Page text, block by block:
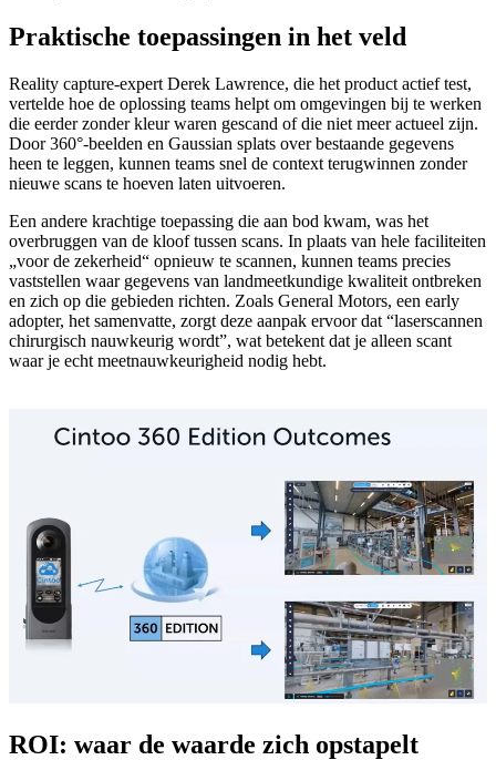
Praktische toepassingen in het veld
Reality capture-expert Derek Lawrence, die het product actief test,
vertelde hoe de oplossing teams helpt om omgevingen bij te werken
die eerder zonder kleur waren gescand of die niet meer actueel zijn.
Door 360°-beelden en Gaussian splats over bestaande gegevens
heen te leggen, kunnen teams snel de context terugwinnen zonder
nieuwe scans te hoeven laten uitvoeren.
Een andere krachtige toepassing die aan bod kwam, was het
overbruggen van de kloof tussen scans. In plaats van hele faciliteiten
„voor de zekerheid“ opnieuw te scannen, kunnen teams precies
vaststellen waar gegevens van landmeetkundige kwaliteit ontbreken
en zich op die gebieden richten. Zoals General Motors, een early
adopter, het samenvatte, zorgt deze aanpak ervoor dat “laserscannen
chirurgisch nauwkeurig wordt”, wat betekent dat je alleen scant
waar je echt meetnauwkeurigheid nodig hebt.
ROI: waar de waarde zich opstapelt